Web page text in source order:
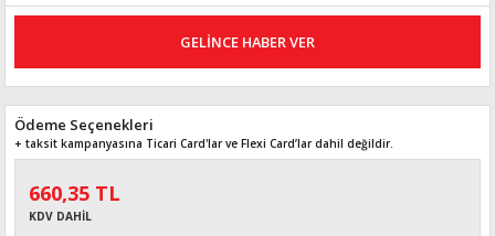
GELİNCE HABER VER
Ödeme Seçenekleri
+ taksit kampanyasına Ticari Card'lar ve Flexi Card’lar dahil değildir.
660,35 TL
KDV DAHİL